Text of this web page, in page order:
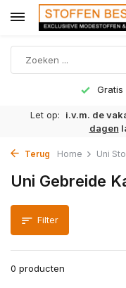
Gratis
Let op: i.v.m. de
dagen
Terug Home Uni
Uni Gebreide
Filter
0 producten